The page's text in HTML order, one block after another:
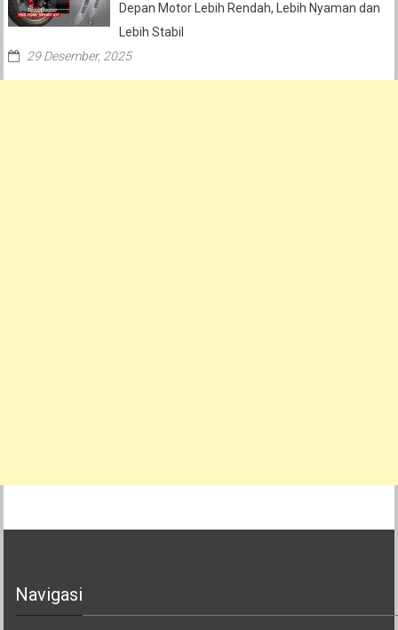
Depan Motor Lebih Rendah, Lebih Nyaman dan
Lebih Stabil
29 Desember, 2025
Navigasi